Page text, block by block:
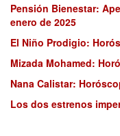
Pensión Bienestar:
enero de 2025
El Niño Prodigio:
Mizada Mohamed:
Nana Calistar:
Los dos estrenos